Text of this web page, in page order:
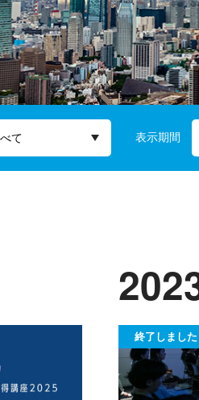
表示期間
終了しました